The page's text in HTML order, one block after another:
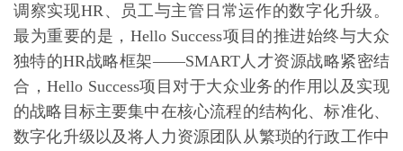
调察实现HR、员工与主管日常运作的数字化升级。
最为重要的是，Hello Success项目的推进始终与大众
独特的HR战略框架——SMART人才资源战略紧密结
合，Hello Success项目对于大众业务的作用以及实现
的战略目标主要集中在核心流程的结构化、标准化、
数字化升级以及将人力资源团队从繁琐的行政工作中